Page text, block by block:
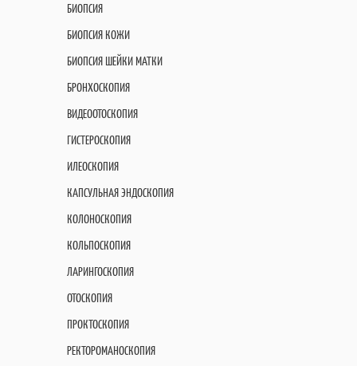
БИОПСИЯ
БИОПСИЯ КОЖИ
БИОПСИЯ ШЕЙКИ МАТКИ
БРОНХОСКОПИЯ
ВИДЕООТОСКОПИЯ
ГИСТЕРОСКОПИЯ
ИЛЕОСКОПИЯ
КАПСУЛЬНАЯ ЭНДОСКОПИЯ
КОЛОНОСКОПИЯ
КОЛЬПОСКОПИЯ
ЛАРИНГОСКОПИЯ
ОТОСКОПИЯ
ПРОКТОСКОПИЯ
РЕКТОРОМАНОСКОПИЯ